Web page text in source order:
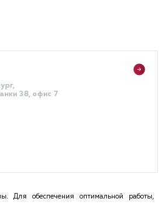
38, офис 7
Для обеспечения оптимальной работы,